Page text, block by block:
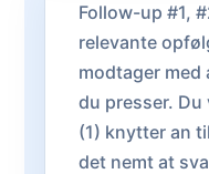
Follow-up #1,
relevante
modtager med
du presser. Du
(1) knytter an
det nemt at